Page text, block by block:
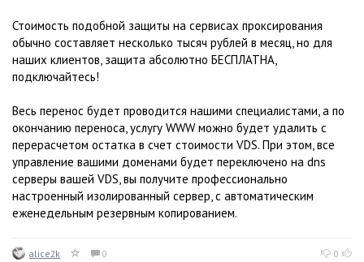
Стоимость подобной защиты на сервисах проксирования
обычно составляет несколько тысяч рублей в месяц, но для
наших клиентов, защита абсолютно БЕСПЛАТНА,
подключайтесь!
Весь перенос будет проводится нашими специалистами, а по
окончанию переноса, услугу WWW можно будет удалить с
перерасчетом остатка в счет стоимости VDS. При этом, все
управление вашими доменами будет переключено на dns
серверы вашей VDS, вы получите профессионально
настроенный изолированный сервер, с автоматическим
еженедельным резервным копированием.
alice2k 0 0